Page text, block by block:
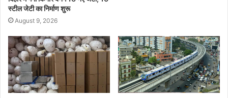
स्टील जेटी का निर्माण शुरू
August 9, 2026